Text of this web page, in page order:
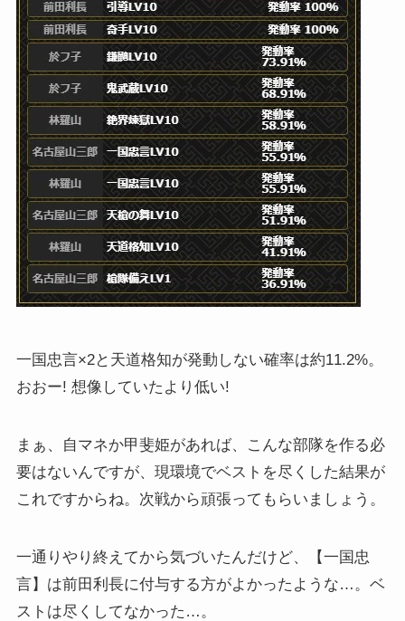
一国忠言×2と天道格知が発動しない確率は約11.2%。
おおー! 想像していたより低い!
まぁ、自マネか甲斐姫があれば、こんな部隊を作る必
要はないんですが、現環境でベストを尽くした結果が
これですからね。次戦から頑張ってもらいましょう。
一通りやり終えてから気づいたんだけど、【一国忠
言】は前田利長に付与する方がよかったような…。ベ
ストは尽くしてなかった…。